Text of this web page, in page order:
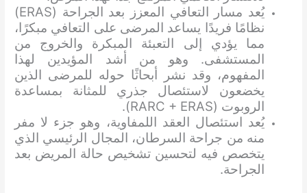
يُعد مسار التعافي المعزز بعد الجراحة (ERAS)
نظامًا فريدًا يساعد المرضى على التعافي مبكرًا،
مما يؤدي إلى التعبئة المبكرة والخروج من
المستشفى. وهو من أشد المؤيدين لهذا
المفهوم، وقد نشر أبحاثًا حوله للمرضى الذين
يخضعون لاستئصال جذري للمثانة بمساعدة
الروبوت (RARC + ERAS).
يُعد استئصال العقد اللمفاوية، وهو جزء لا مفر
منه من جراحة السرطان، المجال الرئيسي الذي
يتخصص فيه لتحسين تشخيص حالة المريض بعد
الجراحة.